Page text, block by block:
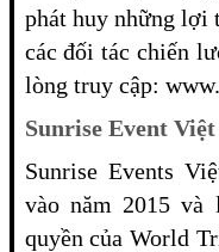
phát huy những lợi
các đối tác chiến
lòng truy cập:
Sunrise Event
Sunrise Events
vào năm 2015 và
quyền của World